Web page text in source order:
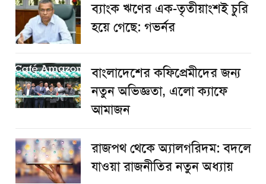
ব্যাংক ঋণের এক-তৃতীয়াংশই চুরি
হয়ে গেছে: গভর্নর
বাংলাদেশের কফিপ্রেমীদের জন্য
নতুন অভিজ্ঞতা, এলো ক্যাফে
আমাজন
রাজপথ থেকে অ্যালগরিদম: বদলে
যাওয়া রাজনীতির নতুন অধ্যায়